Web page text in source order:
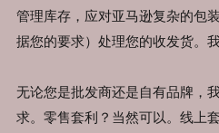
管理库存，应对亚马逊复杂的包
据您的要求）处理您的收发货。
无论您是批发商还是自有品牌，
求。零售套利？当然可以。线上